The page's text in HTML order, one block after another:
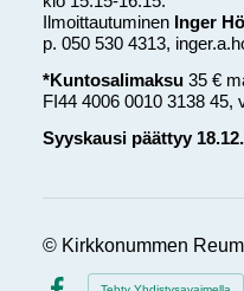
Ilmoittautuminen Inger
p. 050 530 4313,
*Kuntosalimaksu35 €
FI44 4006 0010 3138 45,
Syyskausi päättyy 18.12.
© Kirkkonummen